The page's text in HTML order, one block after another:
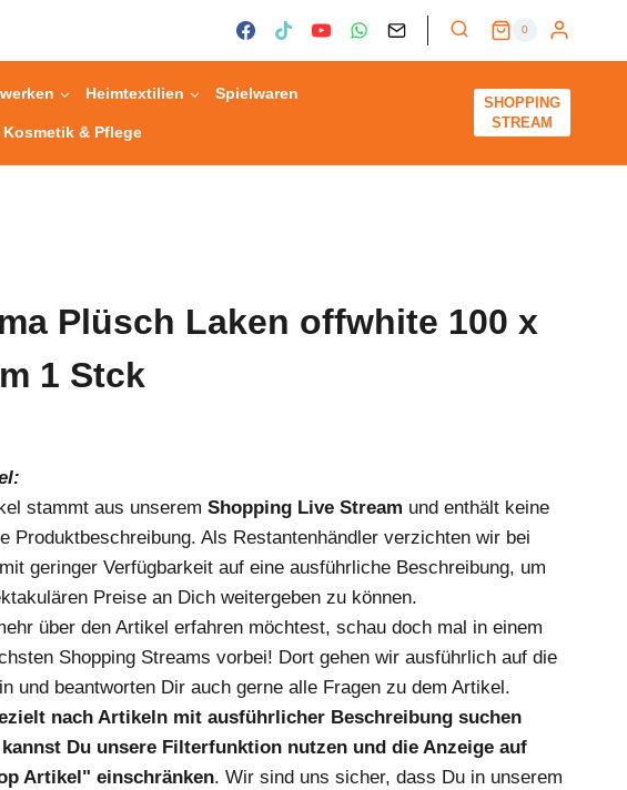
0
Heimtextilien Spielwaren
Kosmetik & Pflege
SHOPPING
STREAM
Plüsch Laken offwhite 100 x
1 Stck
stammt aus unserem Shopping Live Stream und enthält keine
Produktbeschreibung. Als Restantenhändler verzichten wir bei
geringer Verfügbarkeit auf eine ausführliche Beschreibung, um
Preise an Dich weitergeben zu können.
über den Artikel erfahren möchtest, schau doch mal in einem
Shopping Streams vorbei! Dort gehen wir ausführlich auf die
und beantworten Dir auch gerne alle Fragen zu dem Artikel.
nach Artikeln mit ausführlicher Beschreibung suchen
Du unsere Filterfunktion nutzen und die Anzeige auf
Artikel" einschränken. Wir sind uns sicher, dass Du in unserem